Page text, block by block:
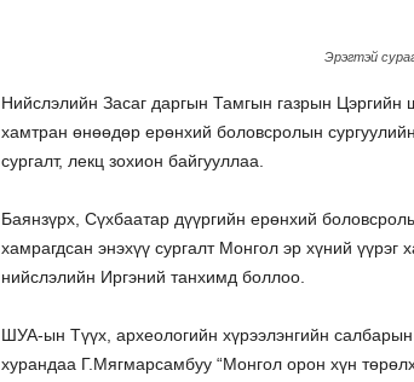
Эрэгтэй
Нийслэлийн Засаг даргын Тамгын газрын Цэргийн
хамтран өнөөдөр ерөнхий боловсролын
сургалт, лекц зохион байгууллаа.
Баянзүрх, Сүхбаатар дүүргийн ерөнхий
хамрагдсан энэхүү сургалт Монгол эр хүний
нийслэлийн Иргэний танхимд боллоо.
ШУА-ын Түүх, археологийн хүрээлэнгийн
хурандаа Г.Мягмарсамбуу “Монгол орон хүн